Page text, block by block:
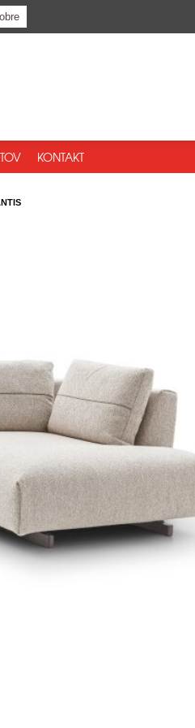
KONTAKT